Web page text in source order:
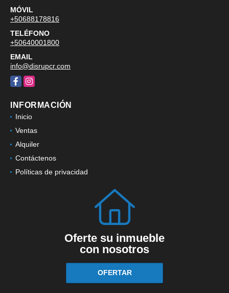
MÓVIL
+50688178816
TELÉFONO
+50640001800
EMAIL
info@disrupcr.com
FacebookInstagram
INFORMACIÓN
Inicio
Ventas
Alquiler
Contáctenos
Políticas de privacidad
Oferte su inmueble
con nosotros
OFERTAR